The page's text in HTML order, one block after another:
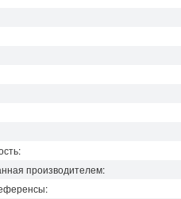
:
производителем: